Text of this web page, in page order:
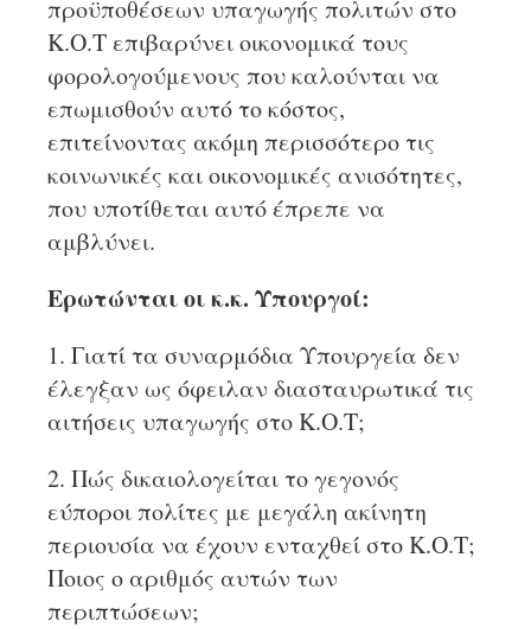
προϋποθέσεων υπαγωγής πολιτών στο
Κ.Ο.Τ επιβαρύνει οικονομικά τους
φορολογούμενους που καλούνται να
επωμισθούν αυτό το κόστος,
επιτείνοντας ακόμη περισσότερο τις
κοινωνικές και οικονομικές ανισότητες,
που υποτίθεται αυτό έπρεπε να
αμβλύνει.
Ερωτώνται οι κ.κ. Υπουργοί:
1. Γιατί τα συναρμόδια Υπουργεία δεν
έλεγξαν ως όφειλαν διασταυρωτικά τις
αιτήσεις υπαγωγής στο Κ.Ο.Τ;
2. Πώς δικαιολογείται το γεγονός
εύποροι πολίτες με μεγάλη ακίνητη
περιουσία να έχουν ενταχθεί στο Κ.Ο.Τ;
Ποιος ο αριθμός αυτών των
περιπτώσεων;